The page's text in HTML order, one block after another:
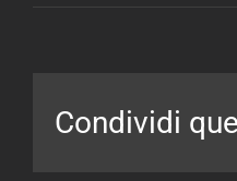
Condividi